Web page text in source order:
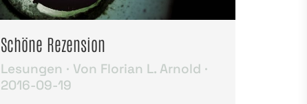
Schöne Rezension
Lesungen Von Florian L. Arnold
2016-09-19